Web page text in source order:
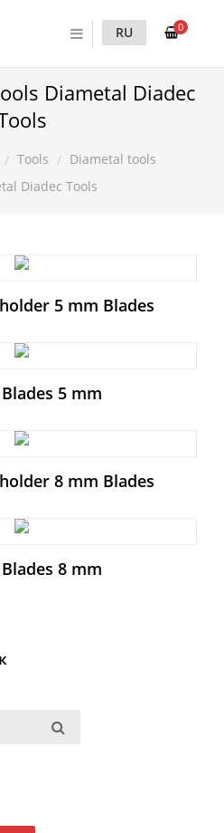
0
RU
Diametal Diadec
Tools
Diametal tools
Diadec Tools
5 mm Blades
5 mm
8 mm Blades
8 mm